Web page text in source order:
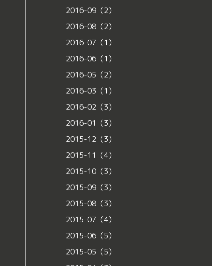
2016-09（2）
2016-08（2）
2016-07（1）
2016-06（1）
2016-05（2）
2016-03（1）
2016-02（3）
2016-01（3）
2015-12（3）
2015-11（4）
2015-10（3）
2015-09（3）
2015-08（3）
2015-07（4）
2015-06（5）
2015-05（5）